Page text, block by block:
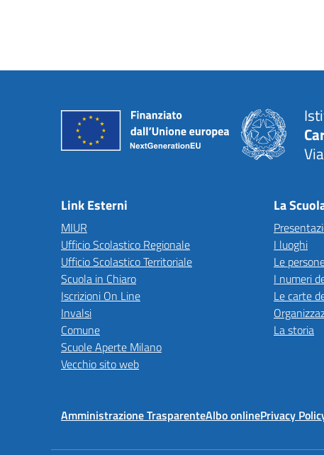
Link Esterni
MIUR
Ufficio Scolastico Regionale
Ufficio Scolastico Territoriale
Scuola in Chiaro
Iscrizioni On Line
Invalsi
Comune
Scuole Aperte Milano
Vecchio sito web
La
I luoghi
Le
I numeri
Le carte
La storia
Amministrazione TrasparenteAlbo onlinePrivacy